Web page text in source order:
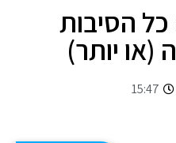
הסיבות
(או יותר)
15:47